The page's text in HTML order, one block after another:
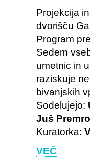
Projekcija
dvorišču
Program
Sedem
umetnic in
raziskuje
bivanjskih
Sodelujejo:
Juš
Kuratorka:
VEČ